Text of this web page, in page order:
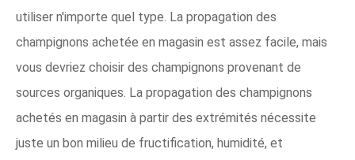
utiliser n'importe quel type. La propagation des
champignons achetée en magasin est assez facile, mais
vous devriez choisir des champignons provenant de
sources organiques. La propagation des champignons
achetés en magasin à partir des extrémités nécessite
juste un bon milieu de fructification, humidité, et